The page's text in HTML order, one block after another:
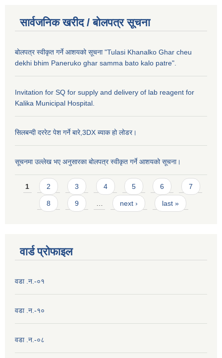
सार्वजनिक खरीद / बाेलपत्र सूचना
बोलपत्र स्वीकृत गर्ने आशयको सूचना "Tulasi Khanalko Ghar cheu
dekhi bhim Paneruko ghar samma bato kalo patre".
Invitation for SQ for supply and delivery of lab reagent for
Kalika Municipal Hospital.
सिलबन्दी दररेट पेश गर्ने बारे,3DX ब्याक हो लोडर।
सूचनमा उल्लेख भए अनुसारका बोलपत्र स्वीकृत गर्ने आशयको सूचना।
Pages
1 2 3 4 5 6 7
8 9 next › last »
वार्ड प्राेफाइल
वडा .न.-०१
वडा .न.-१०
वडा .न.-०८